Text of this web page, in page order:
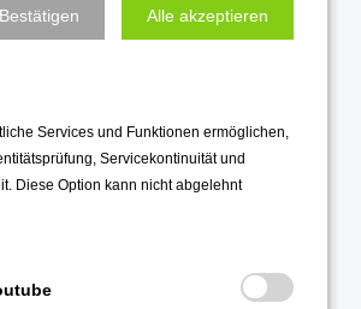
Bestätigen Alle akzeptieren
Services und Funktionen ermöglichen,
Servicekontinuität und
Diese Option kann nicht abgelehnt